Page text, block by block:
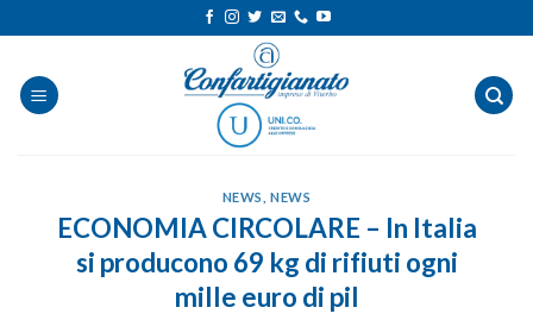
ai
contenuti
NEWS ,NEWS
ECONOMIA CIRCOLARE – In Italia
si producono 69 kg di rifiuti ogni
mille euro di pil